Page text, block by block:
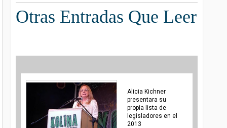
Otras Entradas Que Leer
Alicia Kichner
presentara su
propia lista de
legisladores en el
2013